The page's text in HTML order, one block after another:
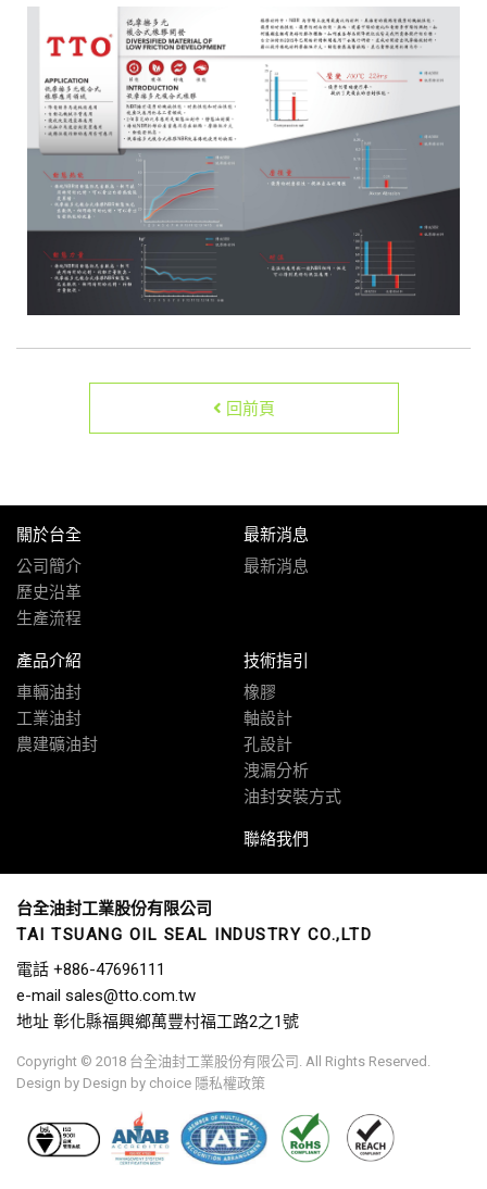
回前頁
關於台全
公司簡介
歷史沿革
生產流程
最新消息
最新消息
產品介紹
車輛油封
工業油封
農建礦油封
技術指引
橡膠
軸設計
孔設計
洩漏分析
油封安裝方式
聯絡我們
台全油封工業股份有限公司
TAI TSUANG OIL SEAL INDUSTRY CO.,LTD
電話 +886-47696111
e-mail sales@tto.com.tw
地址 彰化縣福興鄉萬豐村福工路2之1號
Copyright © 2018 台全油封工業股份有限公司. All Rights Reserved.
Design by Design by choice 隱私權政策